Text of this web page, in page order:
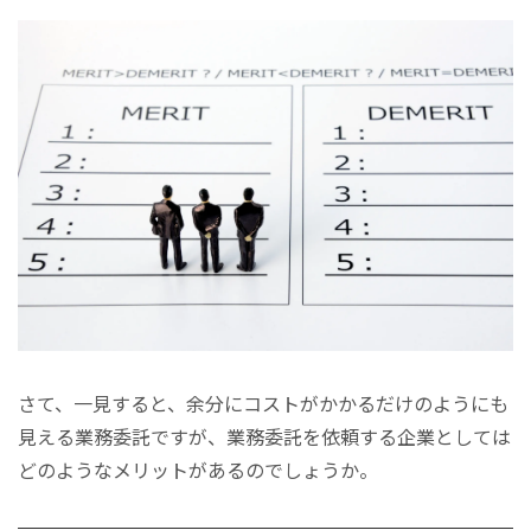
さて、一見すると、余分にコストがかかるだけのようにも
見える業務委託ですが、業務委託を依頼する企業としては
どのようなメリットがあるのでしょうか。